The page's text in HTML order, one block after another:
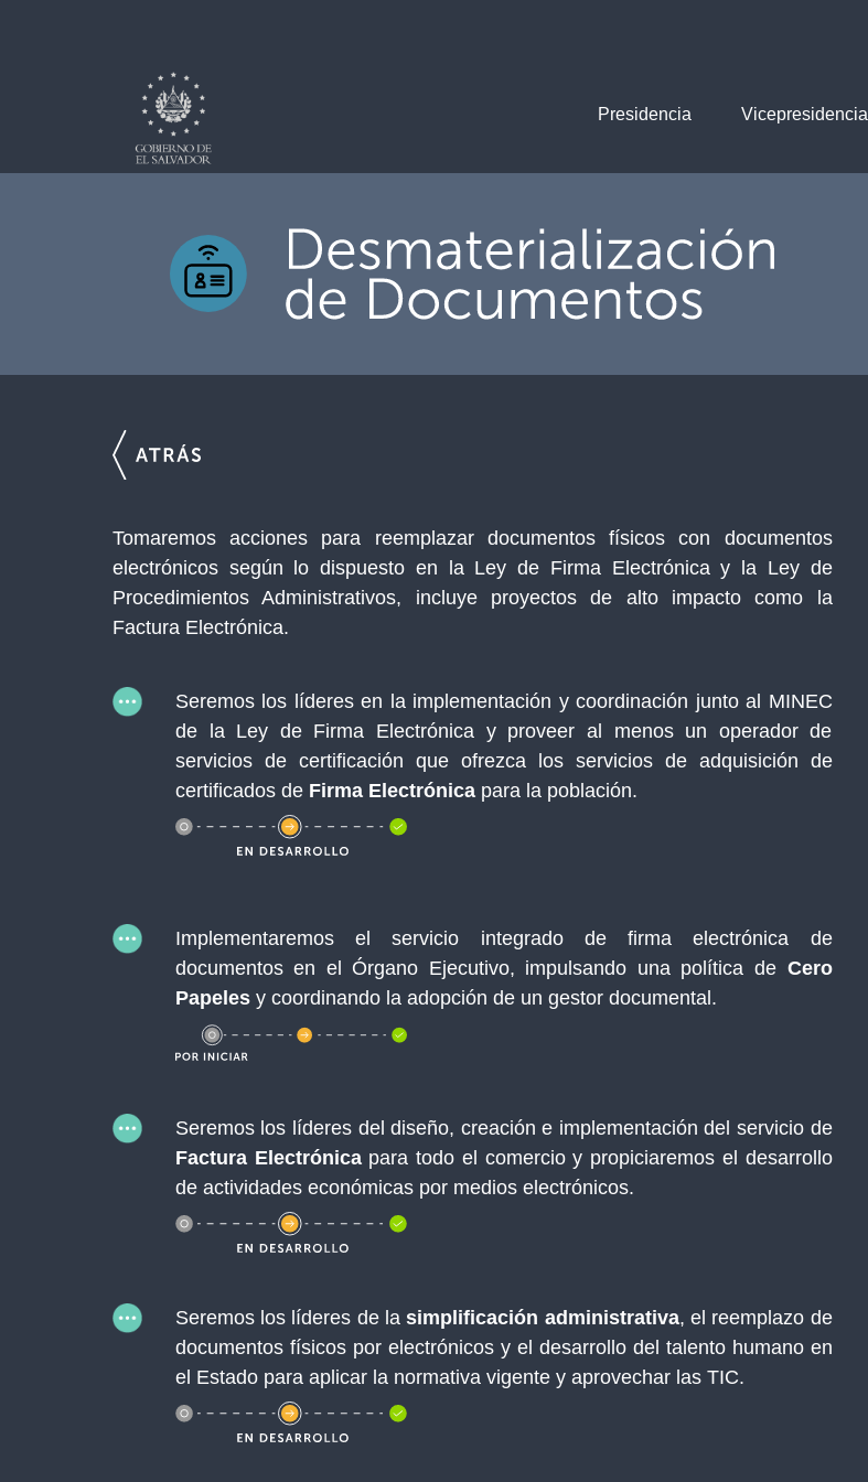
Presidencia Vicepresidencia
Tomaremos acciones para reemplazar documentos físicos con documentos
electrónicos según lo dispuesto en la Ley de Firma Electrónica y la Ley de
Procedimientos Administrativos, incluye proyectos de alto impacto como la
Factura Electrónica.
Seremos los líderes en la implementación y coordinación junto al MINEC
de la Ley de Firma Electrónica y proveer al menos un operador de
servicios de certificación que ofrezca los servicios de adquisición de
certificados de Firma Electrónicapara la población.
Implementaremos el servicio integrado de firma electrónica de
documentos en el Órgano Ejecutivo, impulsando una política de Cero
Papelesy coordinando la adopción de un gestor documental.
Seremos los líderes del diseño, creación e implementación del servicio de
Factura Electrónicapara todo el comercio y propiciaremos el desarrollo
de actividades económicas por medios electrónicos.
Seremos los líderes de lasimplificación administrativa, el reemplazo de
documentos físicos por electrónicos y el desarrollo del talento humano en
el Estado para aplicar la normativa vigente y aprovechar las TIC.